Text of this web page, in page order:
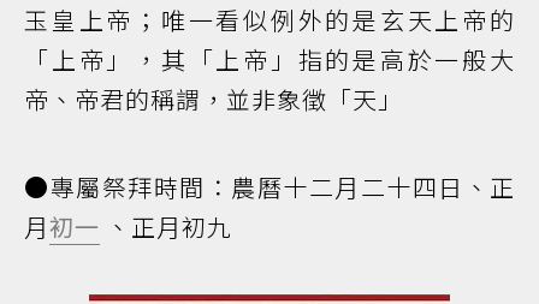
玉皇上帝；唯一看似例外的是玄天上帝的
「上帝」，其「上帝」指的是高於一般大
帝、帝君的稱謂，並非象徵「天」
●專屬祭拜時間：農曆十二月二十四日、正
月初一 、正月初九